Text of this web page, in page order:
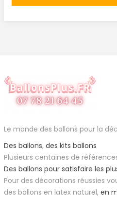
Le monde des ballons pour la
Des ballons, des kits ballons
Plusieurs centaines de
Des ballons pour satisfaire les
Pour des décorations réussies
des ballons en latex naturel, en